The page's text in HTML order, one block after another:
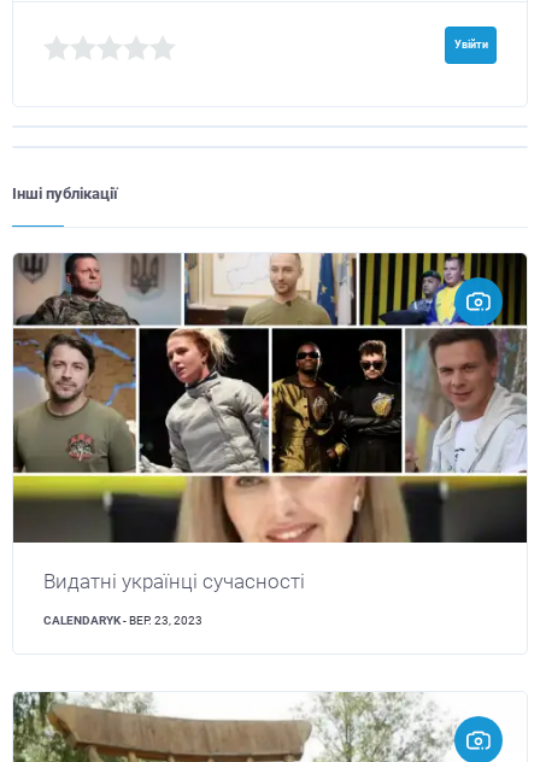
Увійти
Інші публікації
Видатні українці сучасності
CALENDARYK - ВЕР. 23, 2023